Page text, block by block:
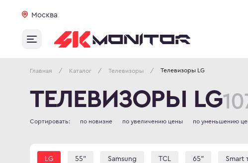
Москва
Главная / Каталог / Телевизоры / Телевизоры LG
ТЕЛЕВИЗОРЫ LG
Сортировать: по новизне по увеличению цены по уменьшению
LG 55" Samsung TCL 65" Smart